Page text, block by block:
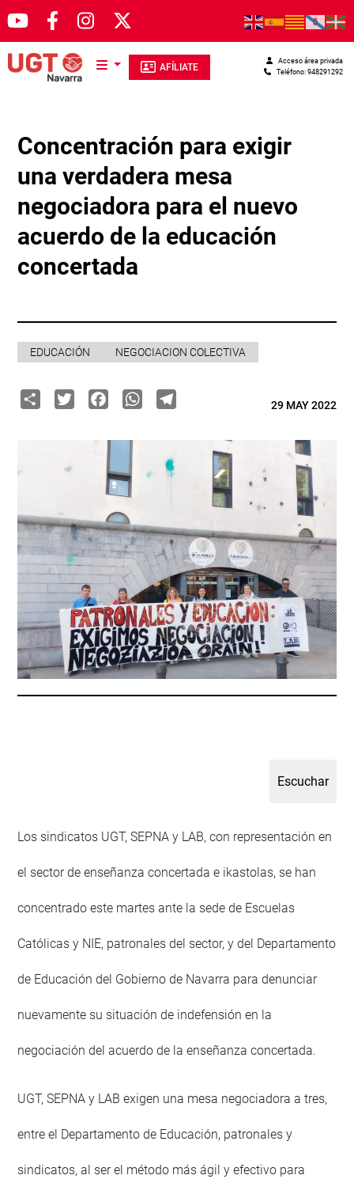
Pasar al contenido principal
AFÍLIATE Teléfono: 948291292
Acceso área privada
Concentración para exigir
una verdadera mesa
negociadora para el nuevo
acuerdo de la educación
concertada
EDUCACIÓN NEGOCIACION COLECTIVA
ShareTwitterFacebook
WhatsApp
Telegram29 MAY 2022
Los sindicatos UGT, SEPNA y LAB, con representación en
el sector de enseñanza concertada e ikastolas, se han
concentrado este martes ante la sede de Escuelas
Católicas y NIE, patronales del sector, y del Departamento
de Educación del Gobierno de Navarra para denunciar
nuevamente su situación de indefensión en la
negociación del acuerdo de la enseñanza concertada.
UGT, SEPNA y LAB exigen una mesa negociadora a tres,
entre el Departamento de Educación, patronales y
sindicatos, al ser el método más ágil y efectivo para